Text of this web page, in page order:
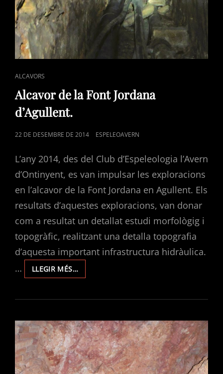
CAT
LINKS
ALCAVORS
Alcavor de la Font Jordana
d’Agullent.
POSTED
22 DE DESEMBRE DE 2014 ESPELEOAVERN
L’any 2014, des del Club d’Espeleologia l’Avern
d’Ontinyent, es van impulsar les exploracions
en l’alcavor de la Font Jordana en Agullent. Els
resultats d’aquestes exploracions, van donar
com a resultat un detallat estudi morfològig i
topogràfic, realitzant una detalla topografia
d’aquesta important infrastructura hidràulica.
…
LLEGIR MÉS…ALCAVOR
DE
FONT
D’AGULLENT.